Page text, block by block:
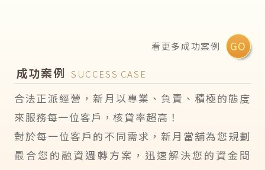
成功案例 SUCCESS CASE
看更多成功案例 GO
合法正派經營，新月以專業、負責、積極的態度
來服務每一位客戶，核貸率超高！
對於每一位客戶的不同需求，新月當舖為您規劃
最合您的融資週轉方案，迅速解決您的資金問